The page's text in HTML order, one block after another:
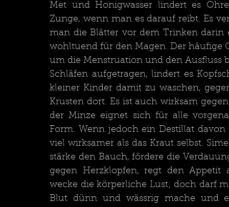
Met und Honigwasser lindert es
Zunge, wenn man es darauf reibt. Es
man die Blätter vor dem Trinken darin
wohltuend für den Magen. Der häufige
um die Menstruation und den Ausfluss
Schläfen aufgetragen, lindert es
kleiner Kinder damit zu waschen,
Krusten dort. Es ist auch wirksam
der Minze eignet sich für alle
Form. Wenn jedoch ein Destillat
viel wirksamer als das Kraut selbst.
stärke den Bauch, fördere die
gegen Herzklopfen, regt den Appetit
wecke die körperliche Lust; doch darf
Blut dünn und wässrig mache und